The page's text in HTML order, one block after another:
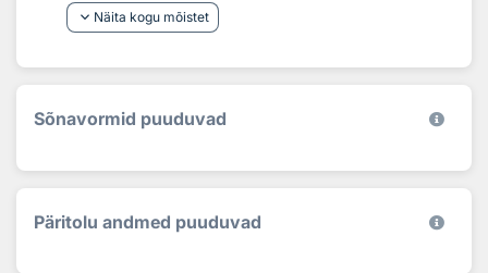
keyboard_arrow_down Näita kogu mõistet
Sõnavormid puuduvad
Päritolu andmed puuduvad